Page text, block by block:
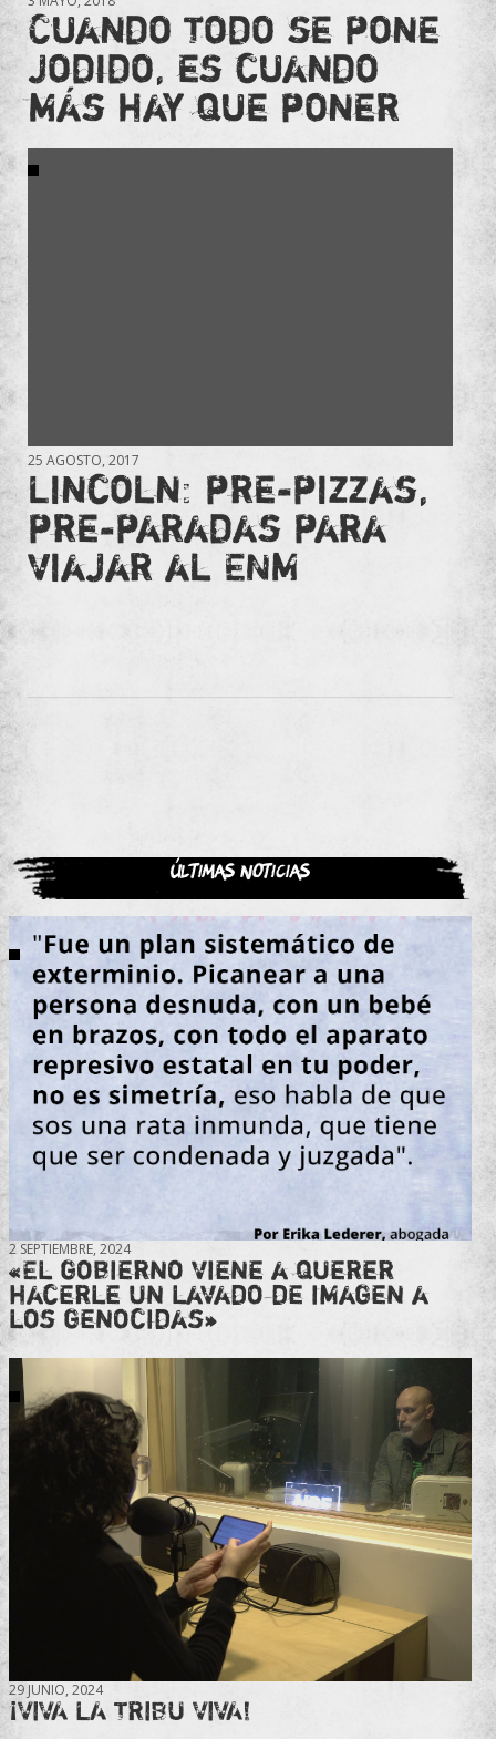
Cuando todo se pone
jodido, es cuando
más hay que poner
25 AGOSTO, 2017
Lincoln: pre-pizzas,
pre-paradas para
viajar al ENM
Últimas noticias
2 SEPTIEMBRE, 2024
«El gobierno viene a querer
hacerle un lavado de imagen a
los genocidas»
29 JUNIO, 2024
¡VIVA LA TRIBU VIVA!